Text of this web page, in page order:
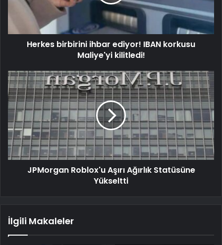
Herkes birbirini ihbar ediyor! IBAN korkusu
Maliye'yi kilitledi!
JPMorgan Roblox'u Aşırı Ağırlık Statüsüne
Yükseltti
İlgili Makaleler